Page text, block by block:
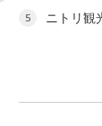
5
ニトリ観